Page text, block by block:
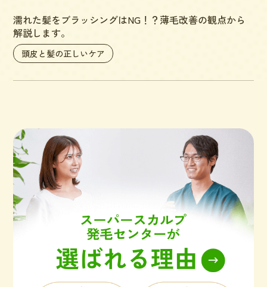
濡れた髪をブラッシングはNG！？薄毛改善の観点から
解説します。
頭皮と髪の正しいケア